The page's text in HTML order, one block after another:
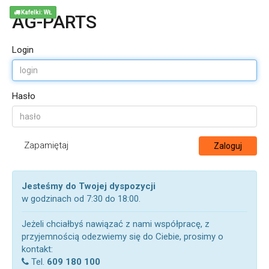
AG-PARTS
Login
Hasło
Zapamiętaj Zaloguj
Jesteśmy do Twojej dyspozycji
w godzinach od 7:30 do 18:00.
Jeżeli chciałbyś nawiązać z nami współpracę, z
przyjemnością odezwiemy się do Ciebie, prosimy o
kontakt:
Tel. 609 180 100
Kafelki: WŁ